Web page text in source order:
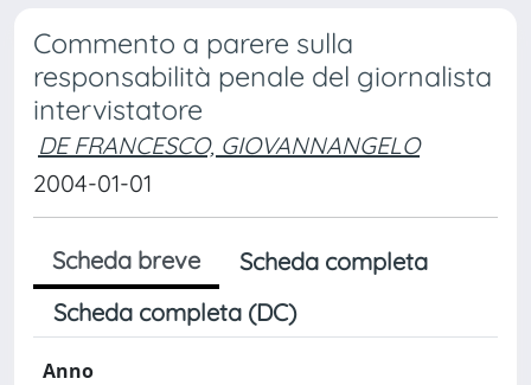
Commento a parere sulla
responsabilità penale del giornalista
intervistatore
DE FRANCESCO, GIOVANNANGELO
2004-01-01
Scheda breve
Scheda completa
Scheda completa (DC)
Anno